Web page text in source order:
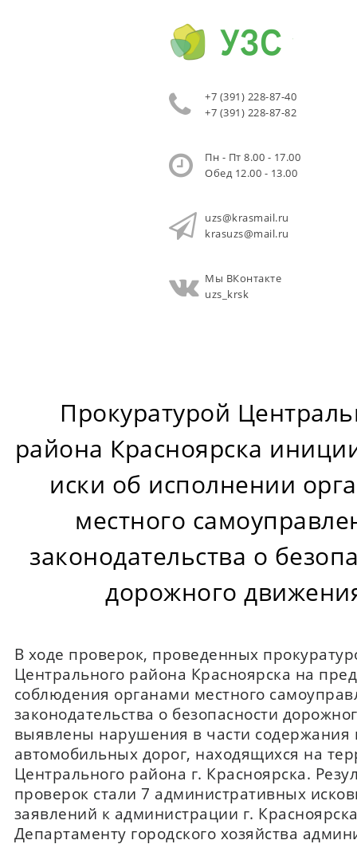
+7 (391) 228-87-40
+7 (391) 228-87-82
Пн - Пт 8.00 - 17.00
Обед 12.00 - 13.00
uzs@krasmail.ru
krasuzs@mail.ru
Мы ВКонтакте
uzs_krsk
Прокуратурой
района Красноярска
иски об исполнении
местного
законодательства о
дорожного
В ходе проверок, проведенных
Центрального района Красноярска на
соблюдения органами местного
законодательства о безопасности
выявлены нарушения в части содержания
автомобильных дорог, находящихся на
Центрального района г. Красноярска.
проверок стали 7 административных
заявлений к администрации г.
Департаменту городского хозяйства